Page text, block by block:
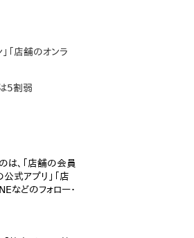
「店舗のオンラ
5割弱
は、「店舗の会員
式アプリ」「店
などのフォロー・